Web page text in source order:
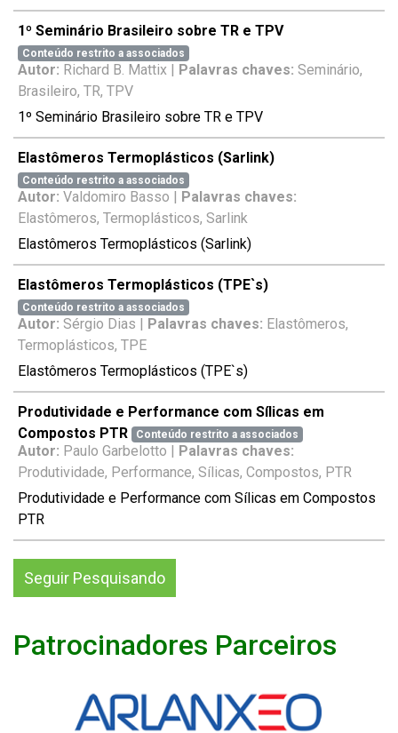
1º Seminário Brasileiro sobre TR e TPV
Conteúdo restrito a associados
Autor: Richard B. Mattix | Palavras chaves: Seminário,
Brasileiro, TR, TPV
1º Seminário Brasileiro sobre TR e TPV
Elastômeros Termoplásticos (Sarlink)
Conteúdo restrito a associados
Autor: Valdomiro Basso |
Palavras chaves:
Elastômeros, Termoplásticos, Sarlink
Elastômeros Termoplásticos (Sarlink)
Elastômeros Termoplásticos (TPE`s)
Conteúdo restrito a associados
Autor: Sérgio Dias | Palavras chaves: Elastômeros,
Termoplásticos, TPE
Elastômeros Termoplásticos (TPE`s)
Produtividade e Performance com Sílicas em
Compostos PTR
Conteúdo restrito a associados
Autor: Paulo Garbelotto |
Palavras chaves:
Produtividade, Performance, Sílicas, Compostos, PTR
Produtividade e Performance com Sílicas em Compostos
PTR
Seguir Pesquisando
Patrocinadores Parceiros